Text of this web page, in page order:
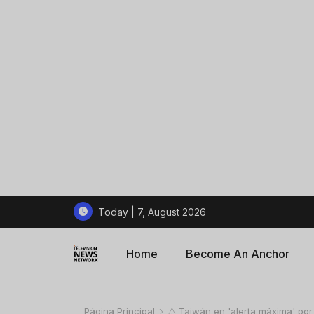
Today | 7, August 2026
Home Become An Anchor
Página Principal ⚠️ Taiwán en 'alerta máxima'